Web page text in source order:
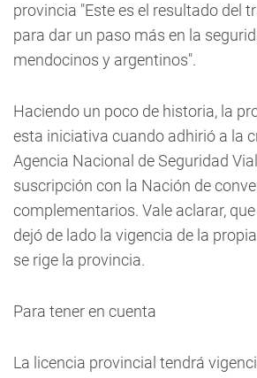
provincia "Este es el resultado del
para dar un paso más en la
mendocinos y argentinos".
Haciendo un poco de historia, la
esta iniciativa cuando adhirió a la
Agencia Nacional de Seguridad
suscripción con la Nación de
complementarios. Vale aclarar,
dejó de lado la vigencia de la
se rige la provincia.
Para tener en cuenta
La licencia provincial tendrá